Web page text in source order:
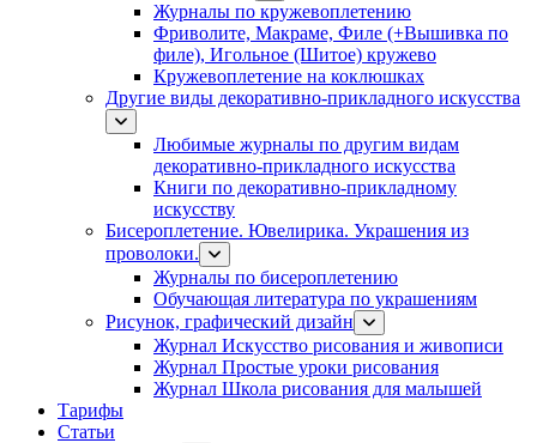
Журналы по кружевоплетению
Фриволите, Макраме, Филе (+Вышивка по
филе), Игольное (Шитое) кружево
Кружевоплетение на коклюшках
Другие виды декоративно-прикладного искусства
Любимые журналы по другим видам
декоративно-прикладного искусства
Книги по декоративно-прикладному
искусству
Бисероплетение. Ювелирика. Украшения из
проволоки.
Журналы по бисероплетению
Обучающая литература по украшениям
Рисунок, графический дизайн
Журнал Искусство рисования и живописи
Журнал Простые уроки рисования
Журнал Школа рисования для малышей
Тарифы
Статьи